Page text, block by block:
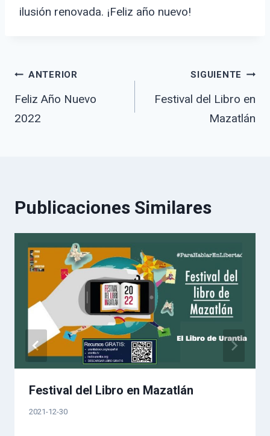
ilusión renovada. ¡Feliz año nuevo!
Navegación
entradas
ANTERIOR
Feliz Año Nuevo
2022
SIGUIENTE
Festival del Libro en
Mazatlán
Publicaciones Similares
Festival del Libro en Mazatlán
2021-12-30